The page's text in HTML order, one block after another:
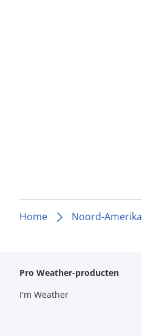
Home Noord-Amerika
Pro Weather-producten
I'm Weather